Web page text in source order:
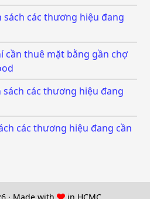
sách các thương hiệu đang
cần thuê mặt bằng gần chợ
sách các thương hiệu đang
các thương hiệu đang cần